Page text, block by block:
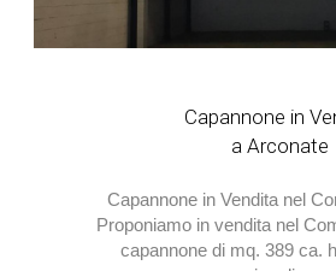
Capannone in
a Arconate
Capannone in Vendita nel
Proponiamo in vendita nel
capannone di mq. 389 ca.